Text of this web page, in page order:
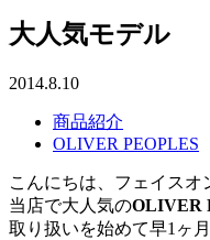
大人気モデル
2014.8.10
商品紹介
OLIVER PEOPLES
こんにちは、フェイスオ
当店で大人気のOLIVER
取り扱いを始めて早1ヶ